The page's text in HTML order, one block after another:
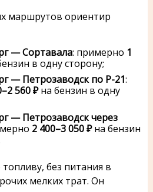
маршрутов ориентир
— Сортавала: примерно 1
в одну сторону;
— Петрозаводск по Р-21:
560 ₽на бензин в одну
— Петрозаводск через
2 400–3 050 ₽на бензин
без питания в
мелких трат. Он